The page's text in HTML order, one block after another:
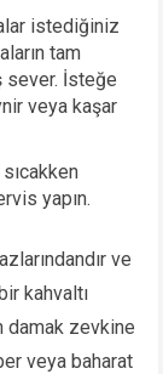
istediğiniz
tam
sever. İsteğe
veya kaşar
yapın.
ve
kahvaltı
damak zevkine
veya baharat